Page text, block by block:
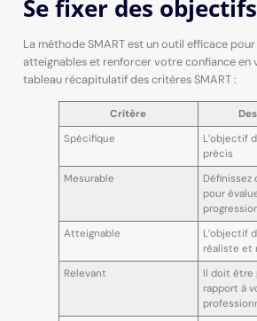
Se fixer des
La méthode SMART est un outil efficace
atteignables et renforcer votre confiance en
tableau récapitulatif des critères SMART :
Critère
Spécifique
L’objectif
précis
Mesurable
Définissez
pour
Atteignable
L’objectif
réaliste et
Relevant
Il doit être
rapport à